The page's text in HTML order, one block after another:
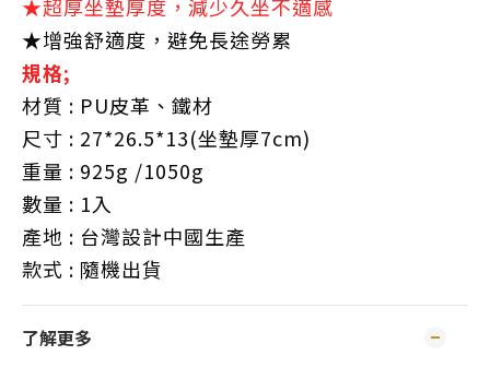
★超厚坐墊厚度，減少久坐不適感
★增強舒適度，避免長途勞累
規格;
材質 : PU皮革、鐵材
尺寸 : 27*26.5*13(坐墊厚7cm)
重量 : 925g /1050g
數量 : 1入
產地 : 台灣設計中國生產
款式 : 隨機出貨
了解更多